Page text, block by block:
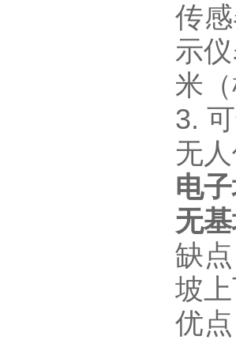
传
示
米
3.
无
电
无
缺
坡
优